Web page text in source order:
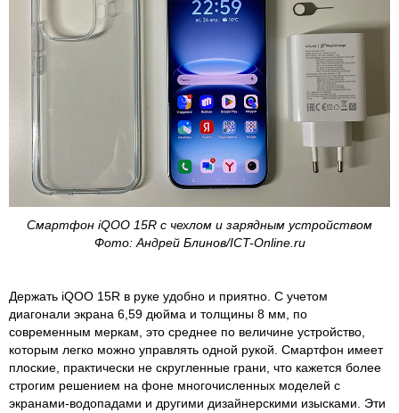
Смартфон iQOO 15R с чехлом и зарядным устройством
Фото: Андрей Блинов/ICT-Online.ru
Держать iQOO 15R в руке удобно и приятно. С учетом
диагонали экрана 6,59 дюйма и толщины 8 мм, по
современным меркам, это среднее по величине устройство,
которым легко можно управлять одной рукой. Смартфон имеет
плоские, практически не скругленные грани, что кажется более
строгим решением на фоне многочисленных моделей с
экранами-водопадами и другими дизайнерскими изысками. Эти